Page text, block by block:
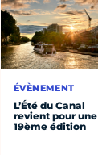
ÉVÈNEMENT
L’Été du Canal
revient pour une
19ème édition